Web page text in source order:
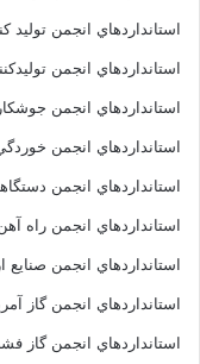
استانداردهاي انجمن توليد
استانداردهاي انجمن
استانداردهاي انجمن
استانداردهاي انجمن
استانداردهاي انجمن
استانداردهاي انجمن راه
استانداردهاي انجمن صنايع
استانداردهاي انجمن گاز
استانداردهاي انجمن گاز